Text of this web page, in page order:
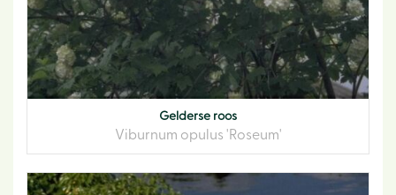
Gelderse roos
Viburnum opulus 'Roseum'